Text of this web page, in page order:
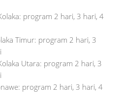
program 2 hari, 3 hari, 4
Timur: program 2 hari, 3
Utara: program 2 hari, 3
program 2 hari, 3 hari, 4